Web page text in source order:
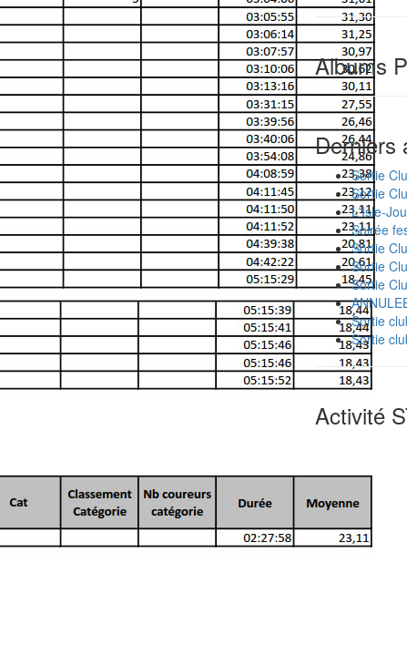
Albums
Derniers
Sortie
Sortie
L'Isle-
Soirée
Sortie
Sortie
Sortie
Sortie
Sortie
Activité